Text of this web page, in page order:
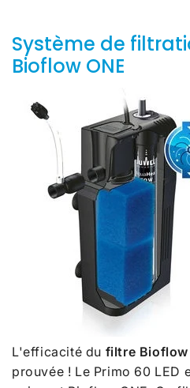
Système de
Bioflow ONE
L'efficacité du filtre Bioflow
prouvée ! Le Primo 60 LED